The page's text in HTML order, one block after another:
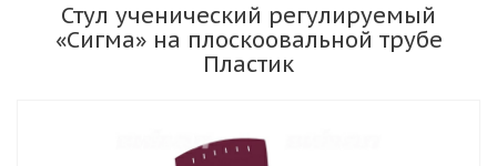
Стул ученический регулируемый
«Сигма» на плоскоовальной трубе
Пластик